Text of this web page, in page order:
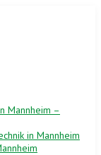
Mannheim –
in Mannheim